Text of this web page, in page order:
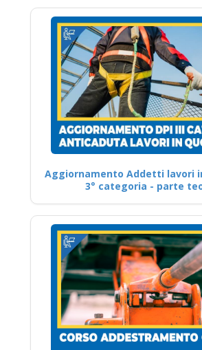
Aggiornamento Addetti lavori
3° categoria - parte